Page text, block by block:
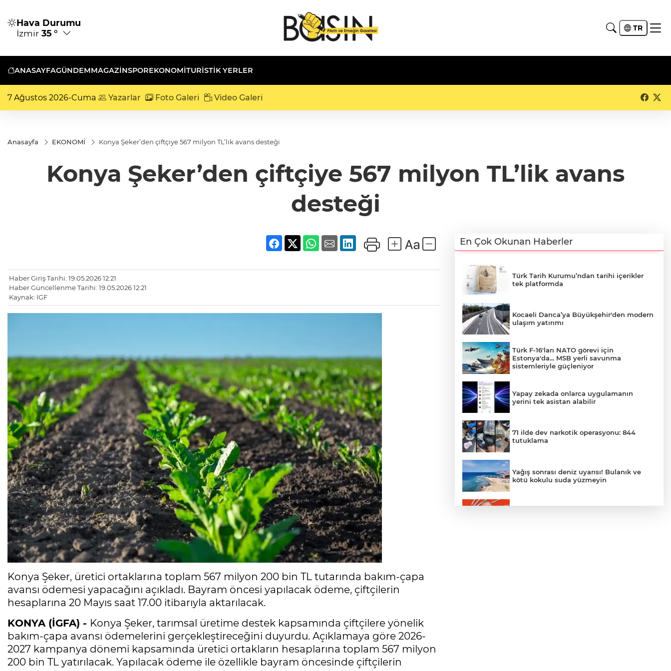
Hava Durumu
İzmir 35 ° TR
ANASAYFAGÜNDEMMAGAZİNSPOREKONOMİTURISTIK YERLER
7 Ağustos 2026-Cuma Yazarlar Foto Galeri Video Galeri
Anasayfa EKONOMİ Konya Şeker’den çiftçiye 567 milyon TL’lik avans desteği
Konya Şeker’den çiftçiye 567 milyon TL’lik avans
desteği
Haber Giriş Tarihi: 19.05.2026 12:21
Haber Güncellenme Tarihi: 19.05.2026 12:21
Kaynak: IGF
Konya Şeker, üretici ortaklarına toplam 567 milyon 200 bin TL tutarında bakım-çapa
avansı ödemesi yapacağını açıkladı. Bayram öncesi yapılacak ödeme, çiftçilerin
hesaplarına 20 Mayıs saat 17.00 itibarıyla aktarılacak.
KONYA (İGFA) - Konya Şeker, tarımsal üretime destek kapsamında çiftçilere yönelik
bakım-çapa avansı ödemelerini gerçekleştireceğini duyurdu. Açıklamaya göre 2026-
2027 kampanya dönemi kapsamında üretici ortakların hesaplarına toplam 567 milyon
200 bin TL yatırılacak. Yapılacak ödeme ile özellikle bayram öncesinde çiftçilerin
En Çok Okunan Haberler
Türk Tarih Kurumu’ndan tarihi içerikler
tek platformda
Kocaeli Darıca’ya Büyükşehir'den modern
ulaşım yatırımı
Türk F-16'ları NATO görevi için
Estonya'da... MSB yerli savunma
sistemleriyle güçleniyor
Yapay zekada onlarca uygulamanın
yerini tek asistan alabilir
71 ilde dev narkotik operasyonu: 844
tutuklama
Yağış sonrası deniz uyarısı! Bulanık ve
kötü kokulu suda yüzmeyin